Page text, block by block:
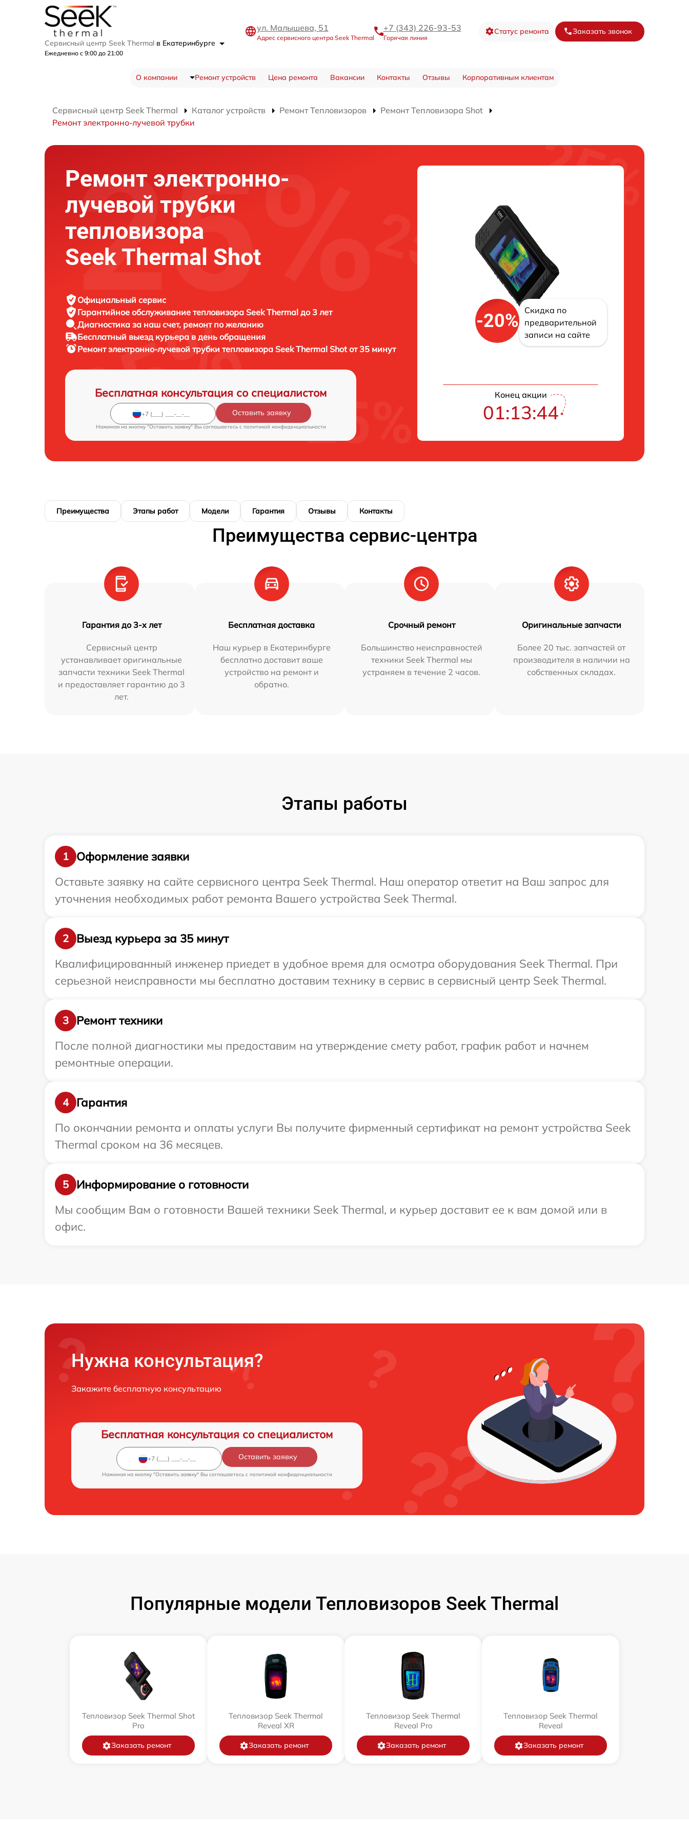
Сервисный центр Seek Thermal в Екатеринбурге
Ежедневно с 9:00 до 21:00
ул. Малышева, 51
Адрес сервисного центра Seek Thermal
+7 (343) 226-93-53
Горячая линия
Статус ремонта Заказать звонок
О компании Ремонт устройств Цена ремонта Вакансии Контакты Отзывы Корпоративным клиентам
Сервисный центр Seek Thermal Каталог устройств Ремонт Тепловизоров
Ремонт Тепловизора Shot
Ремонт электронно-лучевой трубки
Ремонт электронно-
лучевой трубки
тепловизора
Seek Thermal Shot
Официальный сервис
Гарантийное обслуживание тепловизора Seek Thermal до 3 лет
Диагностика за наш счет, ремонт по желанию
Бесплатный выезд курьера в день обращения
Ремонт электронно-лучевой трубки тепловизора Seek Thermal Shot от 35 минут
Бесплатная консультация со специалистом
Оставить заявку
Нажимая на кнопку "Оставить заявку" Вы соглашаетесь c политикой конфиденциальности
-20%
Скидка по
предварительной
записи на сайте
Конец акции
01:13:43
Преимущества Этапы работ Модели Гарантия Отзывы Контакты
Преимущества сервис-центра
Гарантия до 3-х лет
Сервисный центр
устанавливает оригинальные
запчасти техники Seek Thermal
и предоставляет гарантию до 3
лет.
Бесплатная доставка
Наш курьер в Екатеринбурге
бесплатно доставит ваше
устройство на ремонт и
обратно.
Срочный ремонт
Большинство неисправностей
техники Seek Thermal мы
устраняем в течение 2 часов.
Оригинальные запчасти
Более 20 тыс. запчастей от
производителя в наличии на
собственных складах.
Этапы работы
1
Оформление заявки
Оставьте заявку на сайте сервисного центра Seek Thermal. Наш оператор ответит на Ваш запрос для
уточнения необходимых работ ремонта Вашего устройства Seek Thermal.
2
Выезд курьера за 35 минут
Квалифицированный инженер приедет в удобное время для осмотра оборудования Seek Thermal. При
серьезной неисправности мы бесплатно доставим технику в сервис в сервисный центр Seek Thermal.
3
Ремонт техники
После полной диагностики мы предоставим на утверждение смету работ, график работ и начнем
ремонтные операции.
4
Гарантия
По окончании ремонта и оплаты услуги Вы получите фирменный сертификат на ремонт устройства Seek
Thermal сроком на 36 месяцев.
5
Информирование о готовности
Мы сообщим Вам о готовности Вашей техники Seek Thermal, и курьер доставит ее к вам домой или в
офис.
Нужна консультация?
Закажите бесплатную консультацию
Бесплатная консультация со специалистом
Оставить заявку
Нажимая на кнопку "Оставить заявку" Вы соглашаетесь c политикой конфиденциальности
Популярные модели Тепловизоров Seek Thermal
Тепловизор Seek Thermal Shot
Pro
Заказать ремонт
Тепловизор Seek Thermal
Reveal XR
Заказать ремонт
Тепловизор Seek Thermal
Reveal Pro
Заказать ремонт
Тепловизор Seek Thermal
Reveal
Заказать ремонт